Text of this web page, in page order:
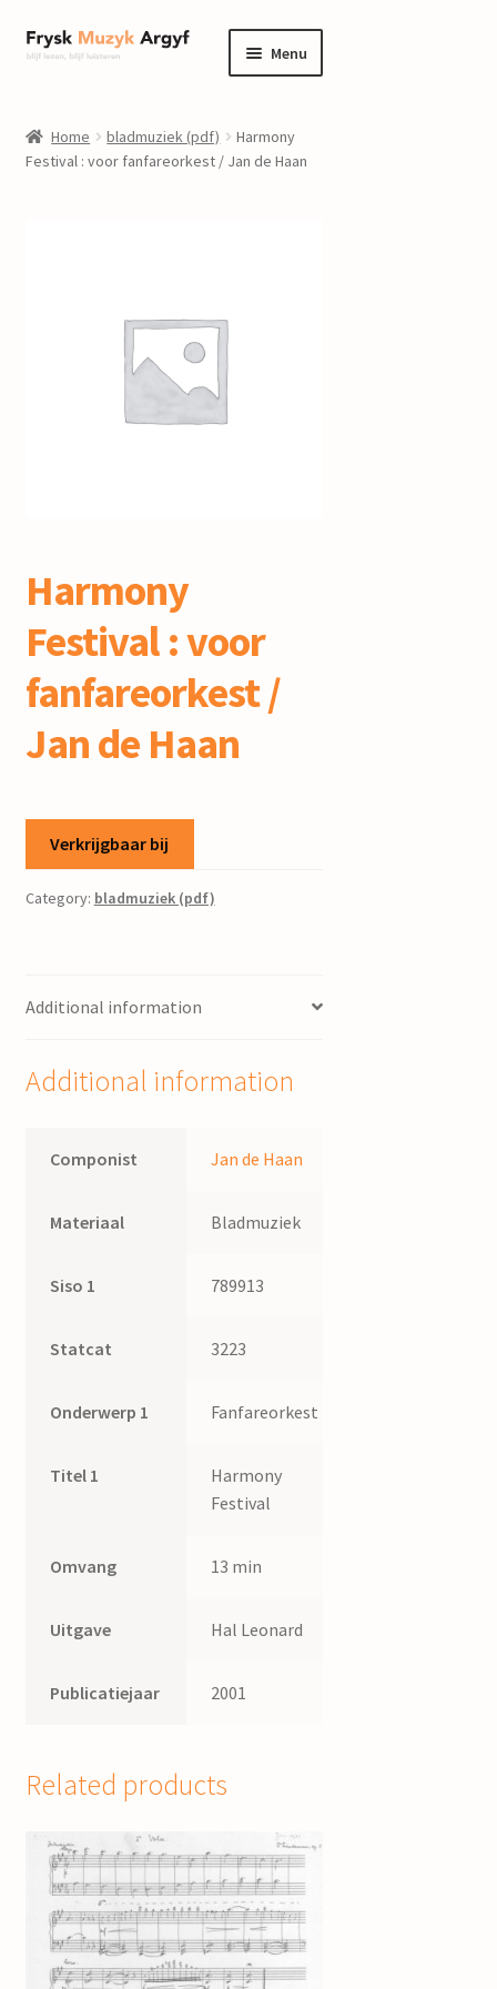
Ga
door
navigatie
Ga
naar
inhoud
Menu
informatie
Submenu
Home bladmuziek (pdf)
Harmony
Festival : voor fanfareorkest / Jan de Haan
Harmony
Festival : voor
fanfareorkest /
Jan de Haan
Verkrijgbaar bij
Category: bladmuziek (pdf)
Additional information
Additional information
Componist Jan de Haan
Materiaal Bladmuziek
Siso 1 789913
Statcat 3223
Onderwerp 1 Fanfareorkest
Titel 1
Harmony
Festival
Omvang 13 min
Uitgave Hal Leonard
Publicatiejaar 2001
Related products